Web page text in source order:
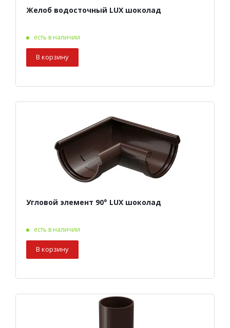
Желоб водосточный LUX шоколад
есть в наличии
В корзину
Угловой элемент 90° LUX шоколад
есть в наличии
В корзину